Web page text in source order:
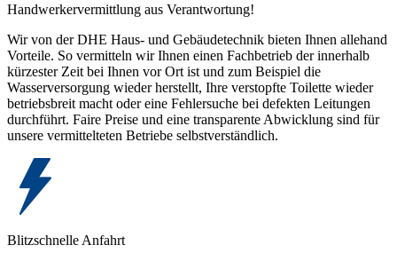
Handwerkervermittlung aus Verantwortung!
Wir von der DHE Haus- und Gebäudetechnik bieten Ihnen allehand
Vorteile. So vermitteln wir Ihnen einen Fachbetrieb der innerhalb
kürzester Zeit bei Ihnen vor Ort ist und zum Beispiel die
Wasserversorgung wieder herstellt, Ihre verstopfte Toilette wieder
betriebsbreit macht oder eine Fehlersuche bei defekten Leitungen
durchführt. Faire Preise und eine transparente Abwicklung sind für
unsere vermittelteten Betriebe selbstverständlich.
Blitzschnelle Anfahrt